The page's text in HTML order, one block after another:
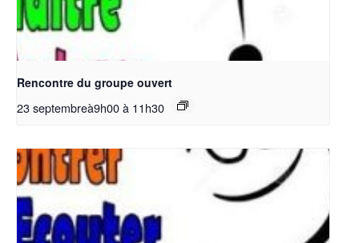
Rencontre du groupe ouvert
23 septembreà9h00à 11h30